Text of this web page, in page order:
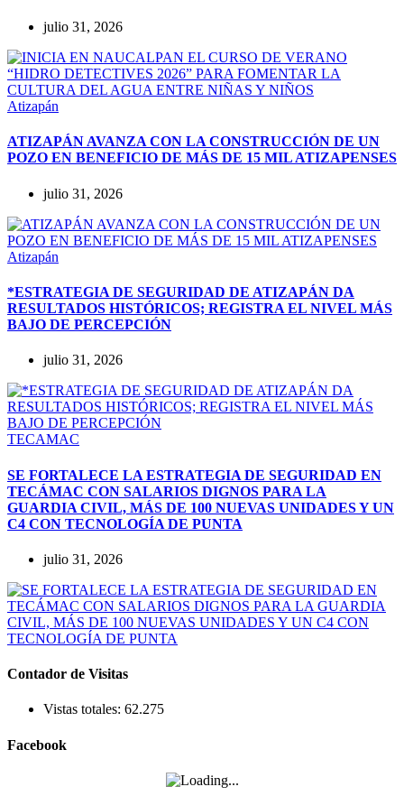
julio 31, 2026
Atizapán
ATIZAPÁN AVANZA CON LA CONSTRUCCIÓN DE UN
POZO EN BENEFICIO DE MÁS DE 15 MIL ATIZAPENSES
julio 31, 2026
Atizapán
*ESTRATEGIA DE SEGURIDAD DE ATIZAPÁN DA
RESULTADOS HISTÓRICOS; REGISTRA EL NIVEL MÁS
BAJO DE PERCEPCIÓN
julio 31, 2026
TECAMAC
SE FORTALECE LA ESTRATEGIA DE SEGURIDAD EN
TECÁMAC CON SALARIOS DIGNOS PARA LA
GUARDIA CIVIL, MÁS DE 100 NUEVAS UNIDADES Y UN
C4 CON TECNOLOGÍA DE PUNTA
julio 31, 2026
Contador de Visitas
Vistas totales: 62.275
Facebook